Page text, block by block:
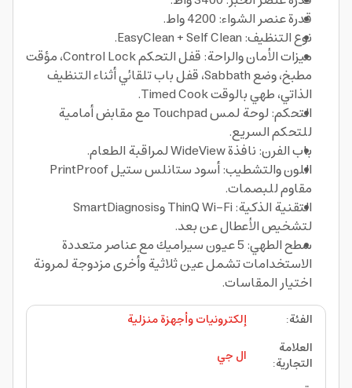
قدرة عنصر الشواء: 4200 واط.
نوع التنظيف: EasyClean + Self Clean.
ميزات الأمان والراحة: قفل التحكم Control Lock، مؤقت
مطبخ، وضع Sabbath، قفل باب تلقائي أثناء التنظيف
الذاتي، طهي بالوقت Timed Cook.
التحكم: لوحة لمس Touchpad مع مقابض أمامية
للتحكم السريع.
باب الفرن: نافذة WideView لمراقبة الطعام.
اللون والتشطيب: أسود ستانلس ستيل PrintProof
مقاوم للبصمات.
التقنية الذكية: ThinQ Wi-Fi وSmartDiagnosis
لتشخيص الأعطال عن بعد.
سطح الطهي: 5 عيون سيراميك مع عناصر متعددة
الاستخدامات تشمل عين ثلاثية وأخرى مزدوجة لمرونة
اختيار المقاسات.
الفئة:
إلكترونيات وأجهزة منزلية
العلامة
التجارية:
ال جي